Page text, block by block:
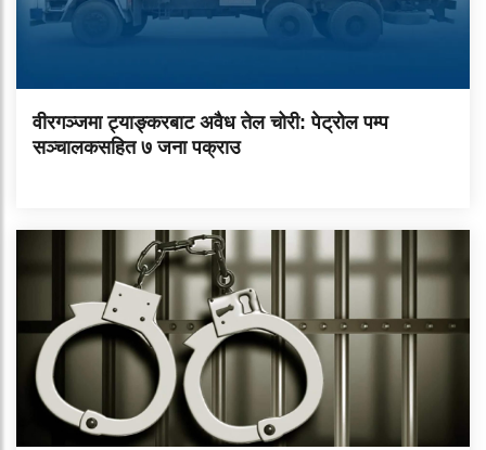
वीरगञ्जमा ट्याङ्करबाट अवैध तेल चोरी: पेट्रोल पम्प
सञ्चालकसहित ७ जना पक्राउ